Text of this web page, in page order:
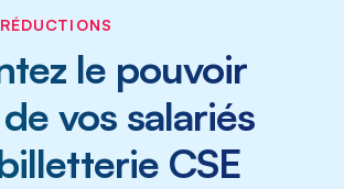
le pouvoir
vos salariés
CSE